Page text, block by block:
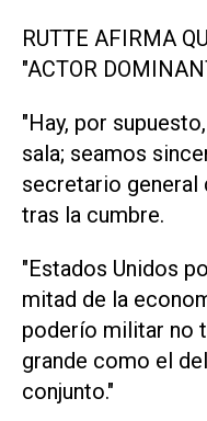
RUTTE AFIRMA
"ACTOR
"Hay, por
sala; seamos
secretario general
tras la cumbre.
"Estados Unidos
mitad de la
poderío militar no
grande como el
conjunto."